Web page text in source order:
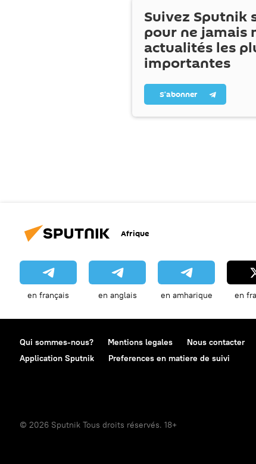
Suivez Sputnik
pour ne jamais
actualités les
importantes
S’abonner
Afrique
en français en anglais en amharique en
Qui sommes-nous? Mentions legales Nous contacter
Application Sputnik
Preferences en matiere de suivi
© 2026 Sputnik Tous droits réservés. 18+